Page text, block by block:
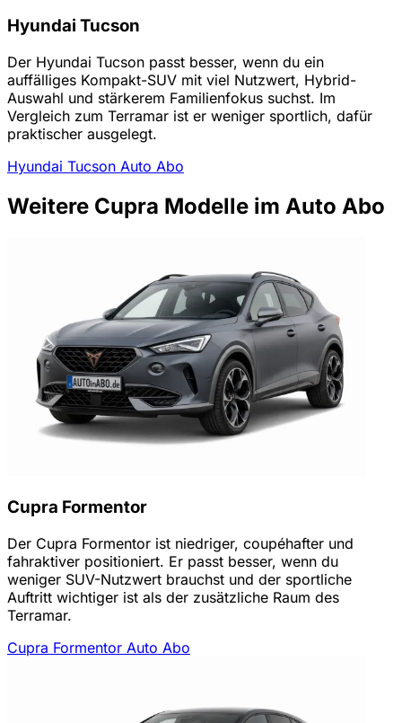
Hyundai Tucson
Der Hyundai Tucson passt besser, wenn du ein
auffälliges Kompakt-SUV mit viel Nutzwert, Hybrid-
Auswahl und stärkerem Familienfokus suchst. Im
Vergleich zum Terramar ist er weniger sportlich, dafür
praktischer ausgelegt.
Hyundai Tucson Auto Abo
Weitere Cupra Modelle im Auto Abo
Cupra Formentor
Der Cupra Formentor ist niedriger, coupéhafter und
fahraktiver positioniert. Er passt besser, wenn du
weniger SUV-Nutzwert brauchst und der sportliche
Auftritt wichtiger ist als der zusätzliche Raum des
Terramar.
Cupra Formentor Auto Abo